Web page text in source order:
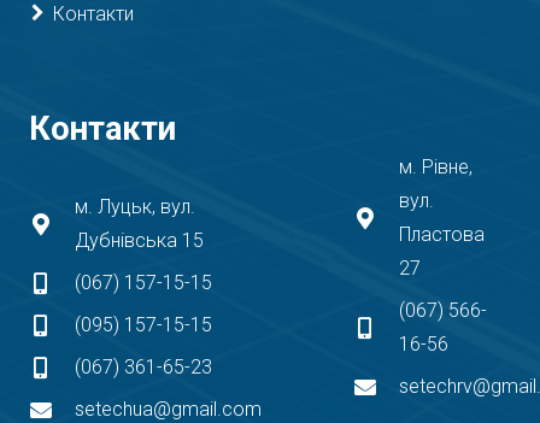
Контакти
Контакти
м. Луцьк, вул.
Дубнівська 15
(067) 157-15-15
(095) 157-15-15
(067) 361-65-23
setechua@gmail.com
м. Рівне,
вул.
Пластова
27
(067) 566-
16-56